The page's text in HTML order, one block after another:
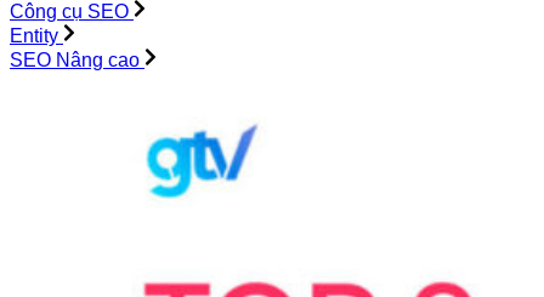
Công cụ SEO
Entity
SEO Nâng cao